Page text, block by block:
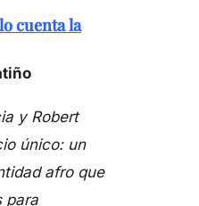
cuenta la
y Robert
único: un
afro que
para